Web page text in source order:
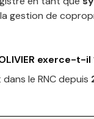
gestion de
exerce-t-il
le RNC depuis